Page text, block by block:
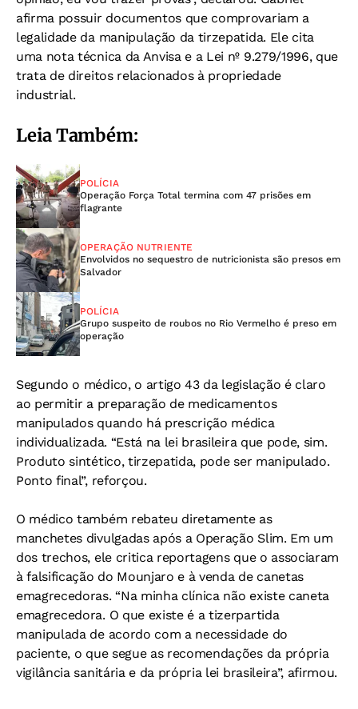
afirma possuir documentos que comprovariam a
legalidade da manipulação da tirzepatida. Ele cita
uma nota técnica da Anvisa e a Lei nº 9.279/1996, que
trata de direitos relacionados à propriedade
industrial.
Leia Também:
POLÍCIA
Operação Força Total termina com 47 prisões em
flagrante
OPERAÇÃO NUTRIENTE
Envolvidos no sequestro de nutricionista são presos em
Salvador
POLÍCIA
Grupo suspeito de roubos no Rio Vermelho é preso em
operação
Segundo o médico, o artigo 43 da legislação é claro
ao permitir a preparação de medicamentos
manipulados quando há prescrição médica
individualizada. “Está na lei brasileira que pode, sim.
Produto sintético, tirzepatida, pode ser manipulado.
Ponto final”, reforçou.
O médico também rebateu diretamente as
manchetes divulgadas após a Operação Slim. Em um
dos trechos, ele critica reportagens que o associaram
à falsificação do Mounjaro e à venda de canetas
emagrecedoras. “Na minha clínica não existe caneta
emagrecedora. O que existe é a tizerpartida
manipulada de acordo com a necessidade do
paciente, o que segue as recomendações da própria
vigilância sanitária e da própria lei brasileira”, afirmou.